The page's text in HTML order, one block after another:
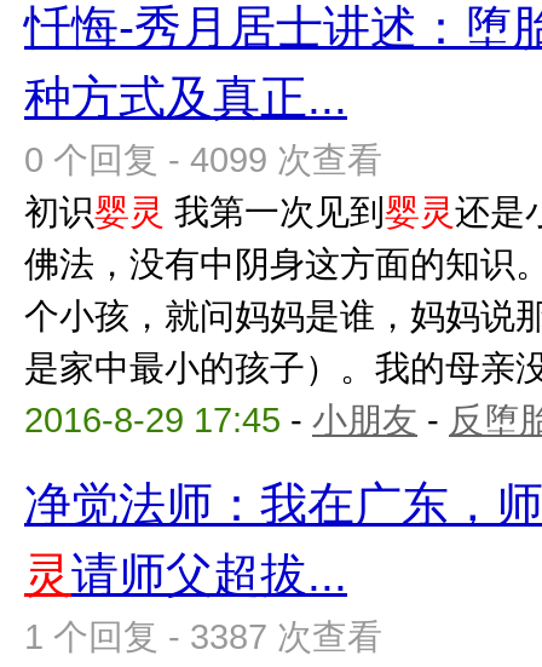
忏悔-秀月居士讲述：堕
种方式及真正...
0 个回复 - 4099 次查看
初识婴灵 我第一次见到婴灵还是
佛法，没有中阴身这方面的知识
个小孩，就问妈妈是谁，妈妈说
是家中最小的孩子）。我的母亲
2016-8-29 17:45 - 小朋友 - 反堕
净觉法师：我在广东，
灵请师父超拔...
1 个回复 - 3387 次查看